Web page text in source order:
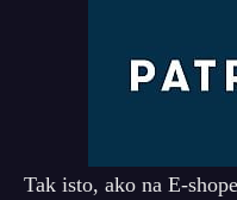
Tak isto, ako na E-